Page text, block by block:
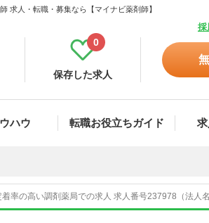
人・転職・募集なら【マイナビ薬剤師】
採
保存した求人
0
ハウ 転職お役立ちガイド
の高い調剤薬局での求人 求人番号237978（法人名